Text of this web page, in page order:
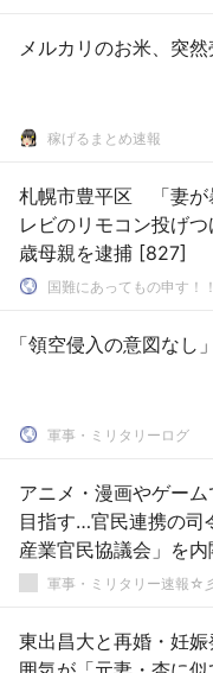
メルカリのお米、突
稼げるまとめ速報
札幌市豊平区 「妻が
レビのリモコン投げ
歳母親を逮捕 [827]
国難にあってもの申す！！
「領空侵入の意図な
軍事・ミリタリーログ
アニメ・漫画やゲー
目指す…官民連携の司
産業官民協議会」を内
軍事・ミリタリー速報☆
東出昌大と再婚・妊